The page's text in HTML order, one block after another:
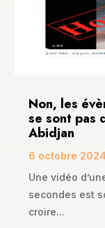
Non, les
se sont pas
Abidjan
6 octobre 2024
Une vidéo
secondes est
croire...